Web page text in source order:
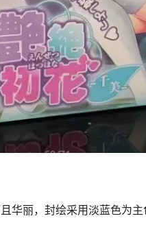
华丽，封绘采用淡蓝色为